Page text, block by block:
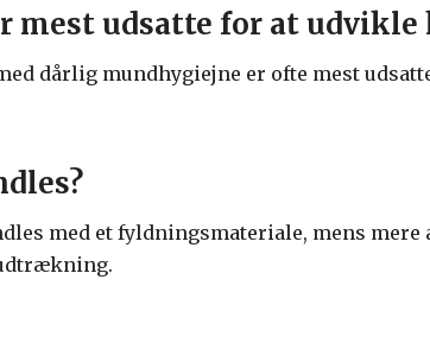
mest udsatte for at udvikle
dårlig mundhygiejne er ofte mest
med et fyldningsmateriale, mens